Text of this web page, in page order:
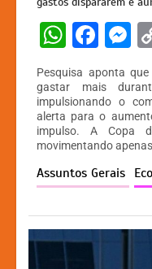
W
h
at
s
A
p
p
F
c
e
b
o
o
k
s
s
e
n
g
Pesquisa aponta
gastar mais
impulsionando o
alerta para o
impulso. A Copa
movimentando
Assuntos Gerais